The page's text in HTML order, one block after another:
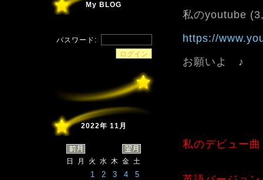
My BLOG
パスワード:
2022年 11月
日 月 火 水 木 金 土
1 2 3 4 5
私のyoutube
https://
お願いよ ♪
私のデビュー